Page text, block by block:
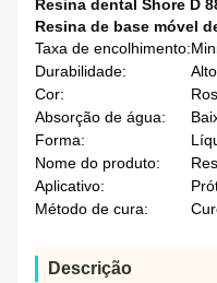
Resina dental Shore D
Resina de base móvel
Taxa de encolhimento:
Durabilidade:
Alto
Cor:
Absorção de água:
Forma:
Nome do produto:
Aplicativo:
Método de cura:
Descrição